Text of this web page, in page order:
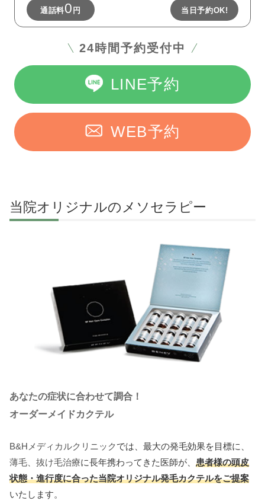
通話料0 円 当日予約OK!
24時間予約受付中
LINE予約
WEB予約
当院オリジナルのメソセラピー
あなたの症状に合わせて調合！
オーダーメイドカクテル
B&Hメディカルクリニックでは、最大の発毛効果を目標に、
薄毛、抜け毛治療に長年携わってきた医師が、 患者様の頭皮
状態・進行度に合った当院オリジナル発毛カクテルをご提案
いたします。